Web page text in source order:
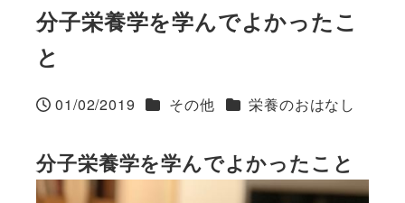
分子栄養学を学んでよかったこ
と
投稿日
01/02/2019 カテゴリー
その他 カテゴリー
栄養のおはなし
分子栄養学を学んでよかったこと